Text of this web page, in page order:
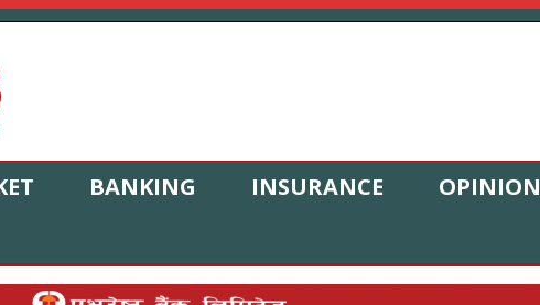
BANKING INSURANCE OPINION